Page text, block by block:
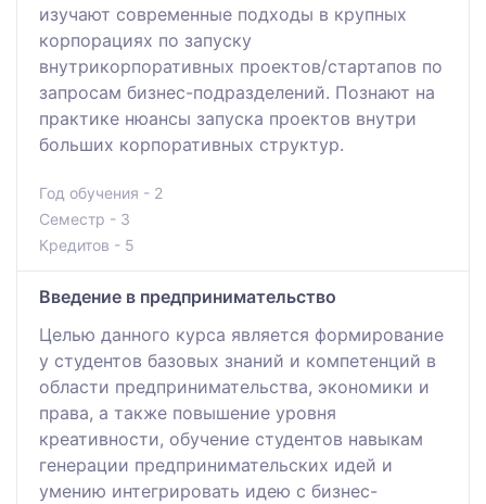
изучают современные подходы в крупных
корпорациях по запуску
внутрикорпоративных проектов/стартапов по
запросам бизнес-подразделений. Познают на
практике нюансы запуска проектов внутри
больших корпоративных структур.
Год обучения - 2
Семестр - 3
Кредитов - 5
Введение в предпринимательство
Целью данного курса является формирование
у студентов базовых знаний и компетенций в
области предпринимательства, экономики и
права, а также повышение уровня
креативности, обучение студентов навыкам
генерации предпринимательских идей и
умению интегрировать идею с бизнес-